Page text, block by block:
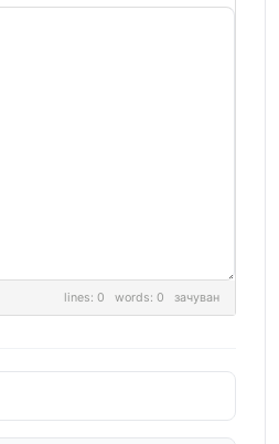
lines: 0 words: 0 зачуван